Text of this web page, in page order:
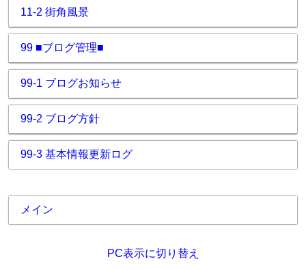
11-2 街角風景
99 ■ブログ管理■
99-1 ブログお知らせ
99-2 ブログ方針
99-3 基本情報更新ログ
メイン
PC表示に切り替え